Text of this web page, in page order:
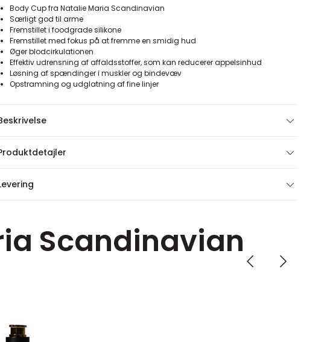
Body Cup fra Natalie Maria Scandinavian
Særligt god til arme
Fremstillet i foodgrade silikone
Fremstillet med fokus på at fremme en smidig hud
Øger blodcirkulationen
Effektiv udrensning af affaldsstoffer, som kan reducerer appelsinhud
Løsning af spændinger i muskler og bindevæv
Opstramning og udglatning af fine linjer
Scandinavian